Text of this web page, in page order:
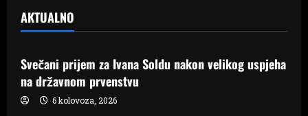
AKTUALNO
Samo Hercegovina
Svečani prijem za Ivana Soldu nakon velikog uspjeha
na državnom prvenstvu
6 kolovoza, 2026